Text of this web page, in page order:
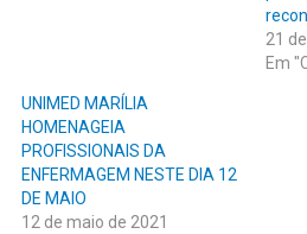
21
Em
UNIMED MARÍLIA
HOMENAGEIA
PROFISSIONAIS DA
ENFERMAGEM NESTE DIA 12
DE MAIO
12 de maio de 2021